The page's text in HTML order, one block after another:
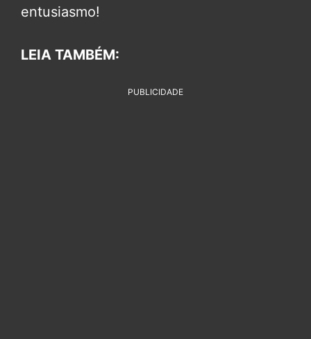
entusiasmo!
LEIA TAMBÉM:
PUBLICIDADE